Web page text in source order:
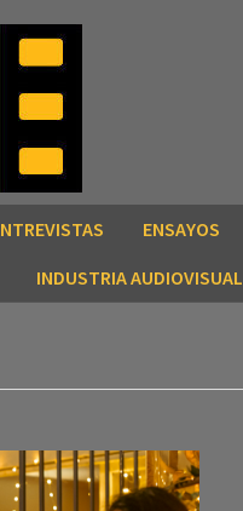
ENSAYOS
INDUSTRIA AUDIOVISUAL